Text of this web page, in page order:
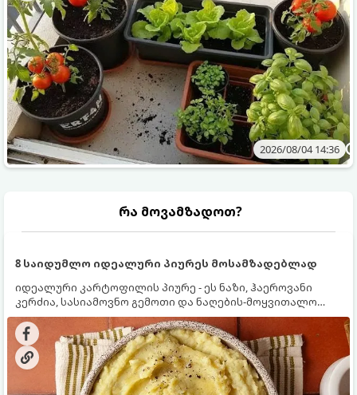
2026/08/04 14:36
რა მოვამზადოთ?
8 საიდუმლო იდეალური პიურეს მოსამზადებლად
იდეალური კარტოფილის პიურე - ეს ნაზი, ჰაეროვანი
კერძია, სასიამოვნო გემოთი და ნაღების-მოყვითალო
ფერით. მისი მომზადება ძალიან მარტივია, მაგრამ
არსებობს რამდენიმე საიდუმლო, რომლებიც უნდა
იცოდეთ, რომ პიურე იდეალურად გემრიელი გამოვიდეს.